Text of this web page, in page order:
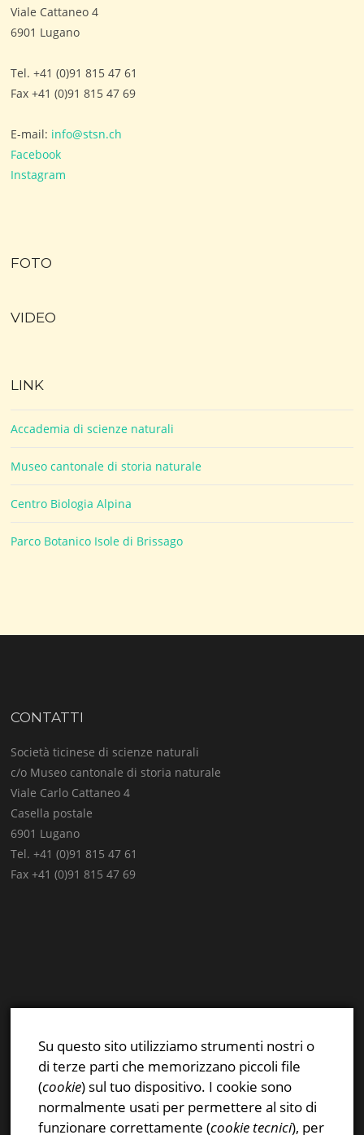
Viale Cattaneo 4
6901 Lugano
Tel. +41 (0)91 815 47 61
Fax +41 (0)91 815 47 69
E-mail: info@stsn.ch
Facebook
Instagram
FOTO
VIDEO
LINK
Accademia di scienze naturali
Museo cantonale di storia naturale
Centro Biologia Alpina
Parco Botanico Isole di Brissago
CONTATTI
Società ticinese di scienze naturali
c/o Museo cantonale di storia naturale
Viale Carlo Cattaneo 4
Casella postale
6901 Lugano
Tel. +41 (0)91 815 47 61
Fax +41 (0)91 815 47 69
Instagram
Privacy & Cookies Policy
Su questo sito utilizziamo strumenti nostri o
di terze parti che memorizzano piccoli file
(cookie) sul tuo dispositivo. I cookie sono
normalmente usati per permettere al sito di
funzionare correttamente (cookie tecnici), per